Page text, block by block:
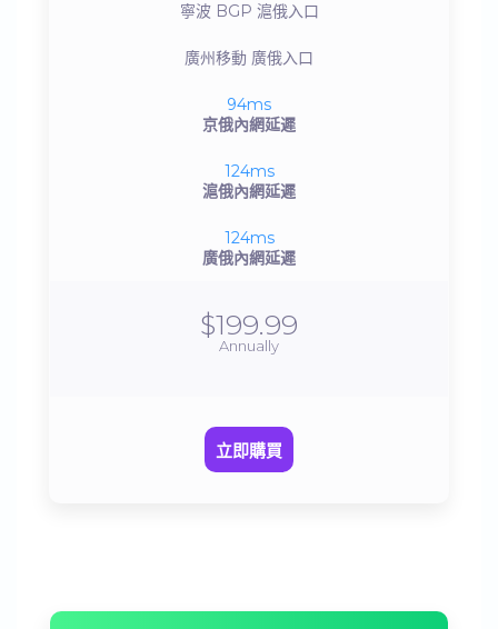
寧波 BGP 滬俄入口
廣州移動 廣俄入口
94ms
京俄內網延遲
124ms
滬俄內網延遲
124ms
廣俄內網延遲
$199.99
Annually
立即購買